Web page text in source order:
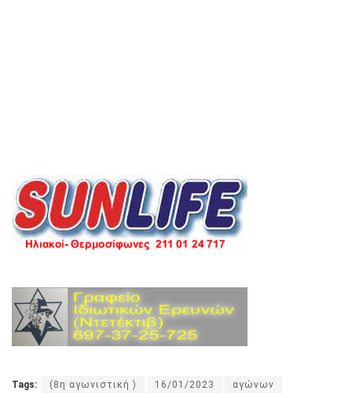
Tags: (8η αγωνιστική ) 16/01/2023 αγώνων